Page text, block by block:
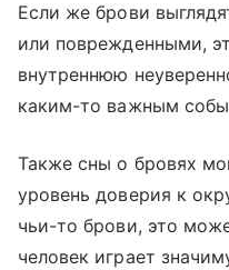
Если же брови
или поврежденными,
внутреннюю
каким-то важным
Также сны о бровях
уровень доверия к
чьи-то брови, это
человек играет